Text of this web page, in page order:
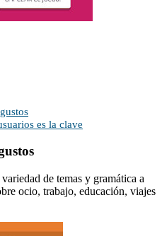
es la clave
de temas y gramática a
ocio, trabajo, educación, viajes